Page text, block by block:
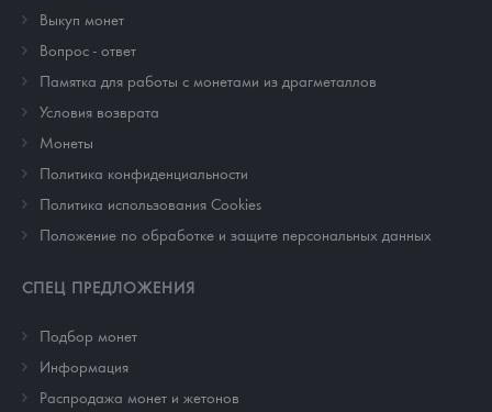
Выкуп монет
Вопрос - ответ
Памятка для работы с монетами из драгметаллов
Условия возврата
Монеты
Политика конфиденциальности
Политика использования Cookies
Положение по обработке и защите персональных данных
СПЕЦ ПРЕДЛОЖЕНИЯ
Подбор монет
Информация
Распродажа монет и жетонов